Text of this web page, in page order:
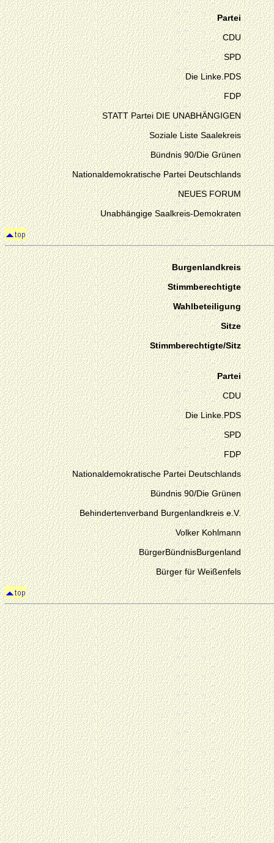
Partei
CDU
SPD
Die Linke.PDS
FDP
STATT Partei DIE UNABHÄNGIGEN
Soziale Liste Saalekreis
Bündnis 90/Die Grünen
Nationaldemokratische Partei Deutschlands
NEUES FORUM
Unabhängige Saalkreis-Demokraten
Burgenlandkreis
Stimmberechtigte
Wahlbeteiligung
Sitze
Stimmberechtigte/Sitz
Partei
CDU
Die Linke.PDS
SPD
FDP
Nationaldemokratische Partei Deutschlands
Bündnis 90/Die Grünen
Behindertenverband Burgenlandkreis e.V.
Volker Kohlmann
BürgerBündnisBurgenland
Bürger für Weißenfels